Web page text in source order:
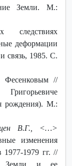
Земли. М.:
следствиях
деформации
связь, 1985. С.
Фесенковым //
рождения). М.:
В.Г., <…>
изменения
1979 гг. //
Земли и ее